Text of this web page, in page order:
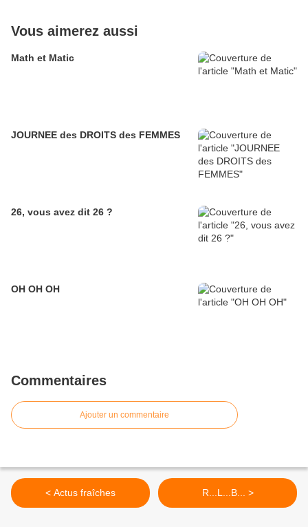
Vous aimerez aussi
Math et Matic
JOURNEE des DROITS des FEMMES
26, vous avez dit 26 ?
OH OH OH
Commentaires
Ajouter un commentaire
< Actus fraîches R...L...B... >